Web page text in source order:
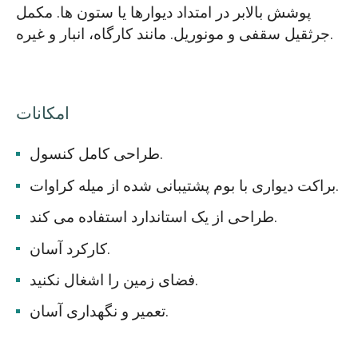
پوشش بالابر در امتداد دیوارها یا ستون ها. مکمل
جرثقیل سقفی و مونوریل. مانند کارگاه، انبار و غیره.
امکانات
طراحی کامل کنسول.
براکت دیواری با بوم پشتیبانی شده از میله کراوات.
طراحی از یک استاندارد استفاده می کند.
کارکرد آسان.
فضای زمین را اشغال نکنید.
تعمیر و نگهداری آسان.